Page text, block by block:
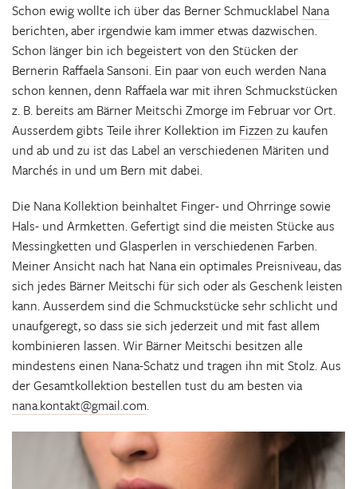
Schon ewig wollte ich über das Berner Schmucklabel Nana
berichten, aber irgendwie kam immer etwas dazwischen.
Schon länger bin ich begeistert von den Stücken der
Bernerin Raffaela Sansoni. Ein paar von euch werden Nana
schon kennen, denn Raffaela war mit ihren Schmuckstücken
z. B. bereits am Bärner Meitschi Zmorge im Februar vor Ort.
Ausserdem gibts Teile ihrer Kollektion im Fizzen zu kaufen
und ab und zu ist das Label an verschiedenen Märiten und
Marchés in und um Bern mit dabei.
Die Nana Kollektion beinhaltet Finger- und Ohrringe sowie
Hals- und Armketten. Gefertigt sind die meisten Stücke aus
Messingketten und Glasperlen in verschiedenen Farben.
Meiner Ansicht nach hat Nana ein optimales Preisniveau, das
sich jedes Bärner Meitschi für sich oder als Geschenk leisten
kann. Ausserdem sind die Schmuckstücke sehr schlicht und
unaufgeregt, so dass sie sich jederzeit und mit fast allem
kombinieren lassen. Wir Bärner Meitschi besitzen alle
mindestens einen Nana-Schatz und tragen ihn mit Stolz. Aus
der Gesamtkollektion bestellen tust du am besten via
nana.kontakt@gmail.com.